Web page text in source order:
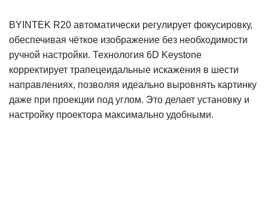
BYINTEK R20 автоматически регулирует фокусировку,
обеспечивая чёткое изображение без необходимости
ручной настройки. Технология 6D Keystone
корректирует трапецеидальные искажения в шести
направлениях, позволяя идеально выровнять картинку
даже при проекции под углом. Это делает установку и
настройку проектора максимально удобными.